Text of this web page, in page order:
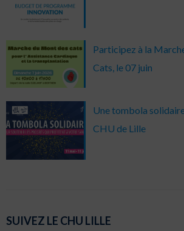
Participez à la
Cats, le 07 juin
Une tombola
CHU de Lille
SUIVEZ LE CHU LILLE